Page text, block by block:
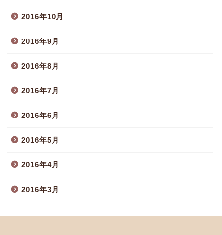
2016年10月
2016年9月
2016年8月
2016年7月
2016年6月
2016年5月
2016年4月
2016年3月